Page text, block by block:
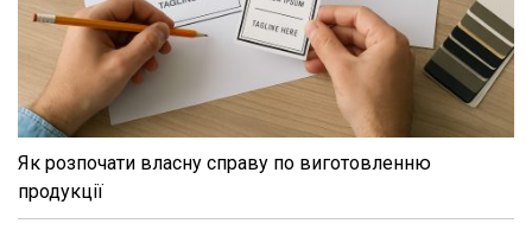
Як розпочати власну справу по виготовленню
продукції